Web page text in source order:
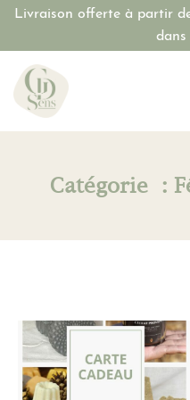
Livraison offerte à partir
dans
Catégorie :